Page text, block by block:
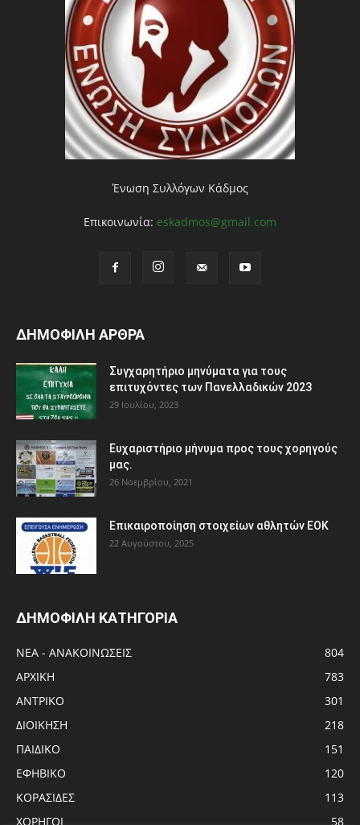
Ένωση Συλλόγων Κάδμος
Επικοινωνία: eskadmos@gmail.com
ΔΗΜΟΦΙΛΗ ΑΡΘΡΑ
Συγχαρητήριο μηνύματα για τους
επιτυχόντες των Πανελλαδικών 2023
29 Ιουλίου, 2023
Ευχαριστήριο μήνυμα προς τους χορηγούς
μας.
26 Νοεμβρίου, 2021
Eπικαιροποίηση στοιχείων αθλητών ΕΟΚ
22 Αυγούστου, 2025
ΔΗΜΟΦΙΛΗ ΚΑΤΗΓΟΡΙΑ
ΝΕΑ - ΑΝΑΚΟΙΝΩΣΕΙΣ
804
ΑΡΧΙΚΗ
783
ΑΝTΡΙΚΟ
301
ΔΙΟΙΚΗΣΗ
218
ΠΑΙΔΙΚΟ
151
ΕΦΗΒΙΚΟ
120
ΚΟΡΑΣΙΔΕΣ
113
ΧΟΡΗΓΟΙ
58